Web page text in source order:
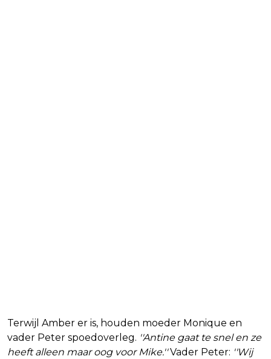
Terwijl Amber er is, houden moeder Monique en
vader Peter spoedoverleg. ''Antine gaat te snel en ze
heeft alleen maar oog voor Mike.''Vader Peter: ''Wij